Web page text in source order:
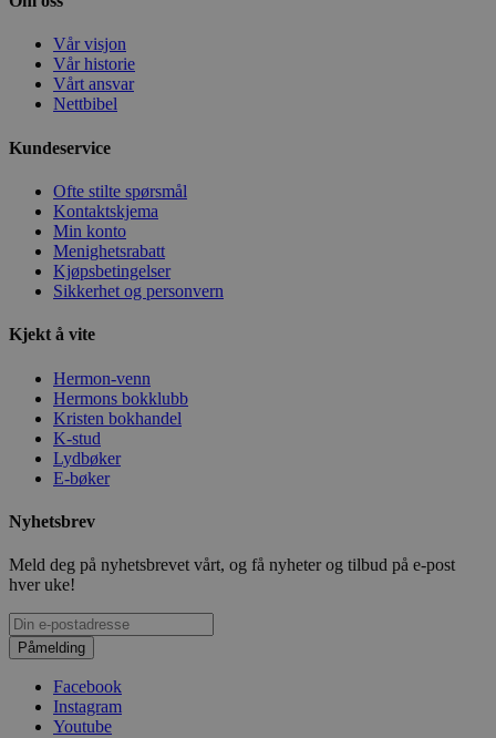
Vår visjon
Vår historie
Vårt ansvar
Nettbibel
Kundeservice
Ofte stilte spørsmål
Kontaktskjema
Min konto
Menighetsrabatt
Kjøpsbetingelser
Sikkerhet og personvern
Kjekt å vite
Hermon-venn
Hermons bokklubb
Kristen bokhandel
K-stud
Lydbøker
E-bøker
Nyhetsbrev
Meld deg på nyhetsbrevet vårt, og få nyheter og tilbud på e-post
hver uke!
Påmelding
Facebook
Instagram
Youtube